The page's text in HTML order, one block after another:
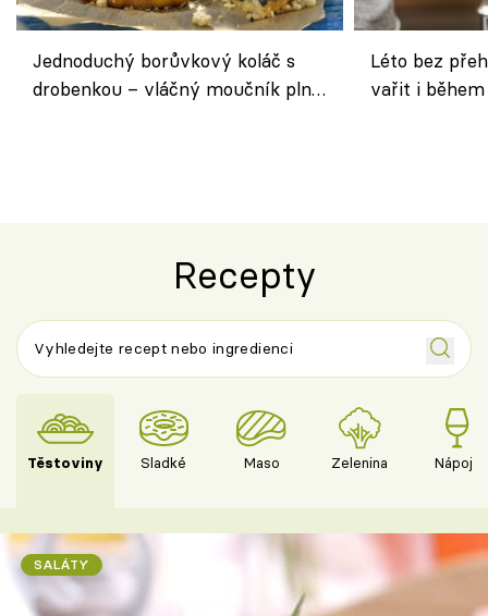
Jednoduchý borůvkový koláč s
drobenkou – vláčný moučník plný
Léto bez
vařit i
Recepty
Těstoviny Sladké Maso Zelenina Nápoje
SALÁTY